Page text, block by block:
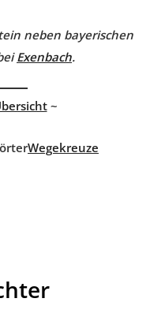
neben bayerischen
Exenbach.
~
Wegekreuze